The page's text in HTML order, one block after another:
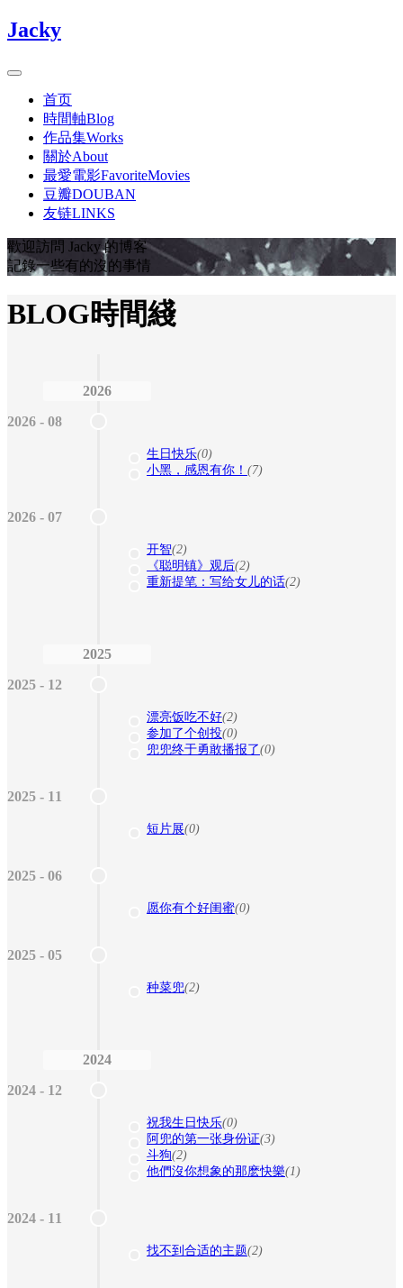
Jacky
首页
時間軸Blog
作品集Works
關於About
最愛電影FavoriteMovies
豆瓣DOUBAN
友链LINKS
歡迎訪問 Jacky 的博客
記錄一些有的沒的事情
BLOG時間綫
2026
2026 - 08
生日快乐(0)
小黑，感恩有你！ (7)
2026 - 07
开智(2)
《聪明镇》观后(2)
重新提笔：写给女儿的话(2)
2025
2025 - 12
漂亮饭吃不好(2)
参加了个创投(0)
兜兜终于勇敢播报了(0)
2025 - 11
短片展(0)
2025 - 06
愿你有个好闺蜜(0)
2025 - 05
种菜兜(2)
2024
2024 - 12
祝我生日快乐(0)
阿兜的第一张身份证(3)
斗狗(2)
他們沒你想象的那麽快樂(1)
2024 - 11
找不到合适的主题(2)